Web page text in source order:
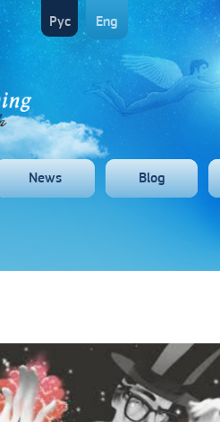
Рус Eng
News Blog